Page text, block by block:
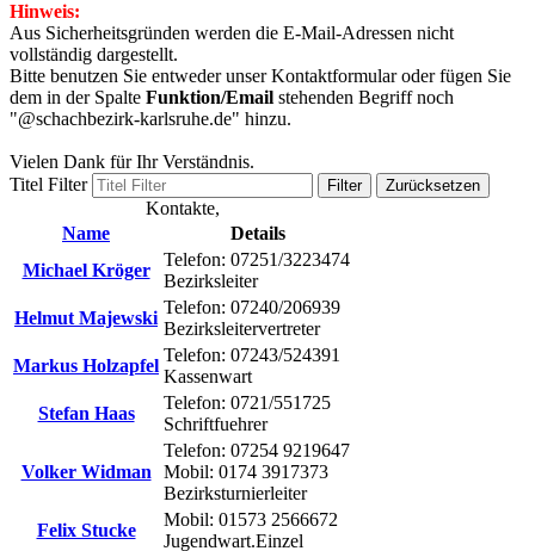
Hinweis:
Aus Sicherheitsgründen werden die E-Mail-Adressen nicht
vollständig dargestellt.
Bitte benutzen Sie entweder unser Kontaktformular oder fügen Sie
dem in der Spalte Funktion/Email stehenden Begriff noch
"@schachbezirk-karlsruhe.de" hinzu.
Vielen Dank für Ihr Verständnis.
Titel Filter
Filter Zurücksetzen
Kontakte,
Name
Details
Michael Kröger
Telefon: 07251/3223474
Bezirksleiter
Helmut Majewski
Telefon: 07240/206939
Bezirksleitervertreter
Markus Holzapfel
Telefon: 07243/524391
Kassenwart
Stefan Haas
Telefon: 0721/551725
Schriftfuehrer
Volker Widman
Telefon: 07254 9219647
Mobil: 0174 3917373
Bezirksturnierleiter
Felix Stucke
Mobil: 01573 2566672
Jugendwart.Einzel